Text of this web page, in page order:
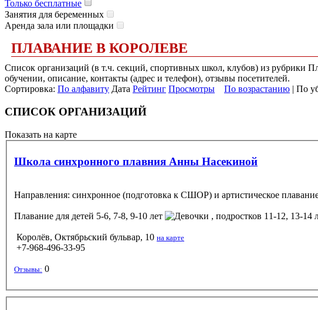
Только бесплатные
Занятия для беременных
Аренда зала или площадки
ПЛАВАНИЕ В КОРОЛЕВЕ
Список организаций (в т.ч. секций, спортивных школ, клубов) из рубрики
обучении, описание, контакты (адрес и телефон), отзывы посетителей.
Сортировка: По алфавиту Дата Рейтинг Просмотры По возрастанию | По
СПИСОК ОРГАНИЗАЦИЙ
Показать на карте
Школа синхронного плавния Анны Насекиной
Направления: синхронное (подготовка к СШОР) и артистическое
Плавание для детей 5-6, 7-8, 9-10 лет , подростков 11-12, 13-14
Королёв, Октябрьский бульвар, 10 на карте
+7-968-496-33-95
Отзывы: 0